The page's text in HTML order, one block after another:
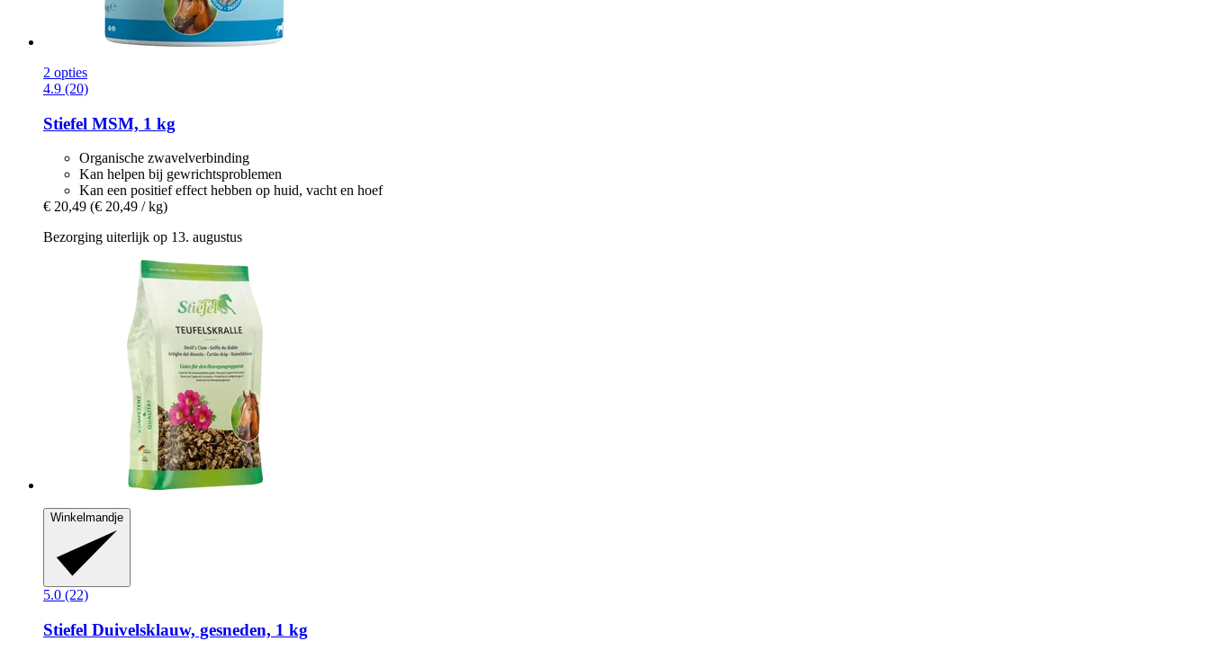
2 opties
4.9 (20)
Stiefel MSM, 1 kg
Organische zwavelverbinding
Kan helpen bij gewrichtsproblemen
Kan een positief effect hebben op huid, vacht en hoef
€ 20,49 (€ 20,49 / kg)
Bezorging uiterlijk op 13. augustus
Winkelmandje
5.0 (22)
Stiefel Duivelsklauw, gesneden, 1 kg